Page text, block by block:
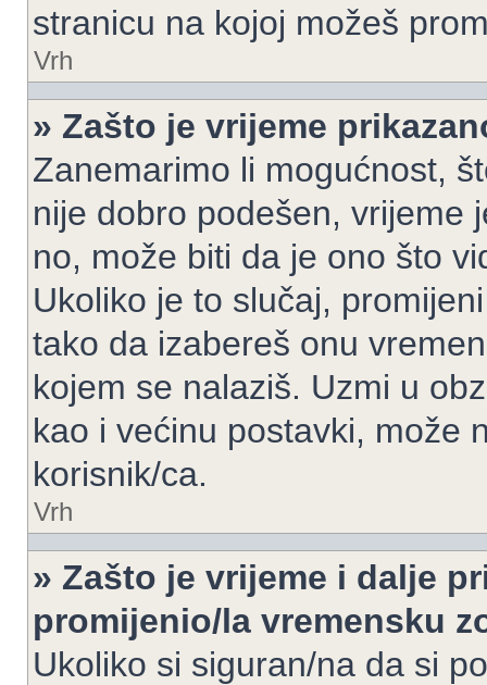
stranicu na kojoj možeš
Vrh
» Zašto je vrijeme
Zanemarimo li mogućnost,
nije dobro podešen, vrijeme
no, može biti da je ono što
Ukoliko je to slučaj,
tako da izabereš onu
kojem se nalaziš. Uzmi u
kao i većinu postavki, može
korisnik/ca.
Vrh
» Zašto je vrijeme i dalje
promijenio/la vremensku
Ukoliko si siguran/na da si